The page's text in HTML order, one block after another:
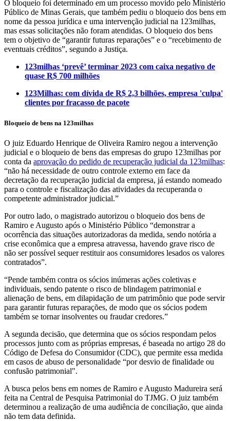
O bloqueio foi determinado em um processo movido pelo Ministério
Público de Minas Gerais, que também pediu o bloqueio dos bens em
nome da pessoa jurídica e uma intervenção judicial na 123milhas,
mas essas solicitações não foram atendidas. O bloqueio dos bens
tem o objetivo de “garantir futuras reparações” e o “recebimento de
eventuais créditos”, segundo a Justiça.
123milhas ‘prevê’ terminar 2023 com caixa negativo de
quase R$ 700 milhões
123Milhas: com dívida de R$ 2,3 bilhões, empresa 'culpa'
clientes por fracasso de pacote
Bloqueio de bens na 123milhas
O juiz Eduardo Henrique de Oliveira Ramiro negou a intervenção
judicial e o bloqueio de bens das empresas do grupo 123milhas por
conta da aprovação do pedido de recuperação judicial da 123milhas:
“não há necessidade de outro controle externo em face da
decretação da recuperação judicial da empresa, já estando nomeado
para o controle e fiscalização das atividades da recuperanda o
competente administrador judicial.”
Por outro lado, o magistrado autorizou o bloqueio dos bens de
Ramiro e Augusto após o Ministério Público “demonstrar a
ocorrência das situações autorizadoras da medida, sendo notória a
crise econômica que a empresa atravessa, havendo grave risco de
não ser possível sequer restituir aos consumidores lesados os valores
contratados”.
“Pende também contra os sócios inúmeras ações coletivas e
individuais, sendo patente o risco de blindagem patrimonial e
alienação de bens, em dilapidação de um patrimônio que pode servir
para garantir futuras reparações, de modo que os sócios podem
também se tornar insolventes ou fraudar credores.”
A segunda decisão, que determina que os sócios respondam pelos
processos junto com as próprias empresas, é baseada no artigo 28 do
Código de Defesa do Consumidor (CDC), que permite essa medida
em casos de abuso de personalidade “por desvio de finalidade ou
confusão patrimonial".
A busca pelos bens em nomes de Ramiro e Augusto Madureira será
feita na Central de Pesquisa Patrimonial do TJMG. O juiz também
determinou a realização de uma audiência de conciliação, que ainda
não tem data definida.